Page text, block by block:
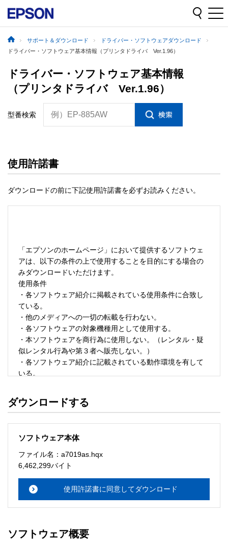
サポート＆ダウンロード
ドライバー・ソフトウェアダウンロード
ドライバー・ソフトウェア基本情報（プリンタドライバ Ver.1.96）
ドライバー・ソフトウェア基本情報
（プリンタドライバ Ver.1.96）
型番検索 例）EP-885AW
使用許諾書
ダウンロードの前に下記使用許諾書を必ずお読みください。
「エプソンのホームページ」において提供するソフトウェ
アは、以下の条件の上で使用することを目的にする場合の
みダウンロードいただけます。
使用条件
・各ソフトウェア紹介に掲載されている使用条件に合致し
ている。
・他のメディアへの一切の転載を行わない。
・各ソフトウェアの対象機種用として使用する。
・本ソフトウェアを商行為に使用しない。（レンタル・疑
似レンタル行為や第３者へ販売しない。）
・各ソフトウェア紹介に記載されている動作環境を有して
いる。
・ソフトウェアを改変、またはリバースエンジニアリング
ソフトウェアのサポート
・本サーバでは、ユーザーサポートは行いません。搭載ソ
メーションセンターまでお願い
ルをお読み下さい。
ソフトウェアの保証範囲
ダウンロードする
ソフトウェア本体
ファイル名：a7019as.hqx
6,462,299バイト
使用許諾書に同意してダウンロード
ソフトウェア概要